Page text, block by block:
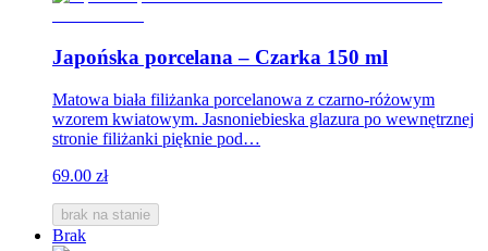
Japońska porcelana – Czarka 150 ml
Matowa biała filiżanka porcelanowa z czarno-różowym
wzorem kwiatowym. Jasnoniebieska glazura po wewnętrznej
stronie filiżanki pięknie pod…
69.00 zł
brak na stanie
Brak